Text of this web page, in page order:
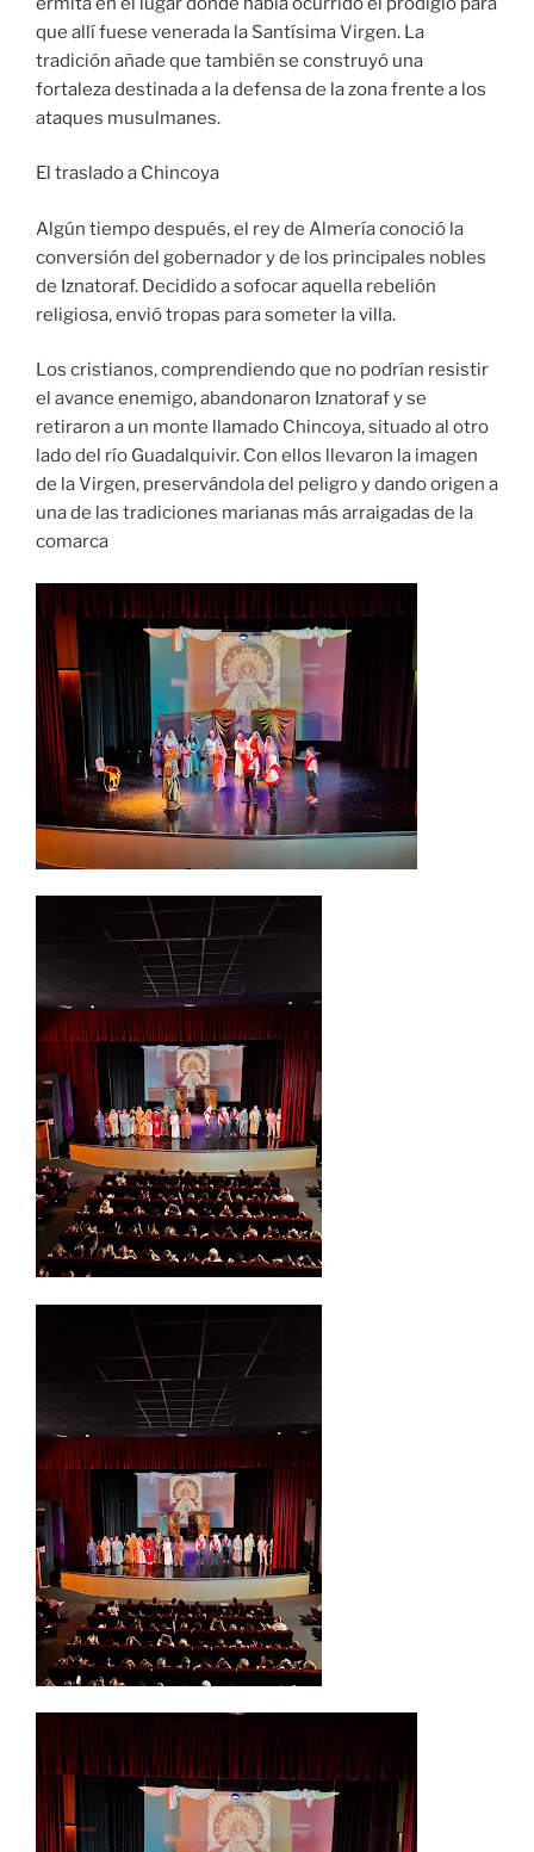
que allí fuese venerada la Santísima Virgen. La
tradición añade que también se construyó una
fortaleza destinada a la defensa de la zona frente a los
ataques musulmanes.
El traslado a Chincoya
Algún tiempo después, el rey de Almería conoció la
conversión del gobernador y de los principales nobles
de Iznatoraf. Decidido a sofocar aquella rebelión
religiosa, envió tropas para someter la villa.
Los cristianos, comprendiendo que no podrían resistir
el avance enemigo, abandonaron Iznatoraf y se
retiraron a un monte llamado Chincoya, situado al otro
lado del río Guadalquivir. Con ellos llevaron la imagen
de la Virgen, preservándola del peligro y dando origen a
una de las tradiciones marianas más arraigadas de la
comarca